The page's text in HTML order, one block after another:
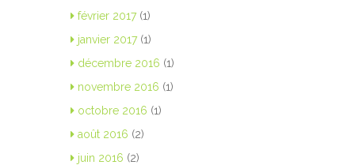
février 2017(1)
janvier 2017(1)
décembre 2016 (1)
novembre 2016 (1)
octobre 2016 (1)
août 2016 (2)
juin 2016 (2)